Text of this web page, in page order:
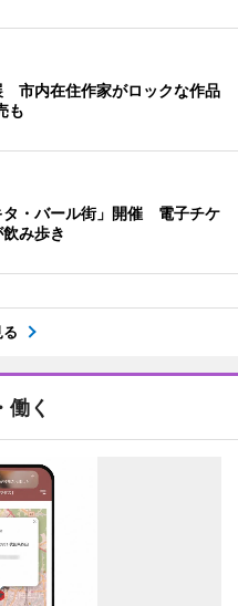
市内在住作家がロックな作品
も
タ・バール街」開催 電子チケ
み歩き
る
働く